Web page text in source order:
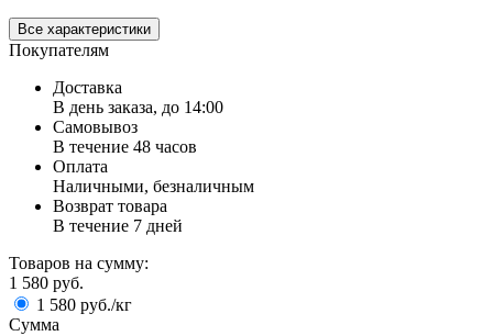
Все характеристики
Покупателям
Доставка
В день заказа, до 14:00
Самовывоз
В течение 48 часов
Оплата
Наличными, безналичным
Возврат товара
В течение 7 дней
Товаров на сумму:
1 580 руб.
1 580 руб./кг
Сумма